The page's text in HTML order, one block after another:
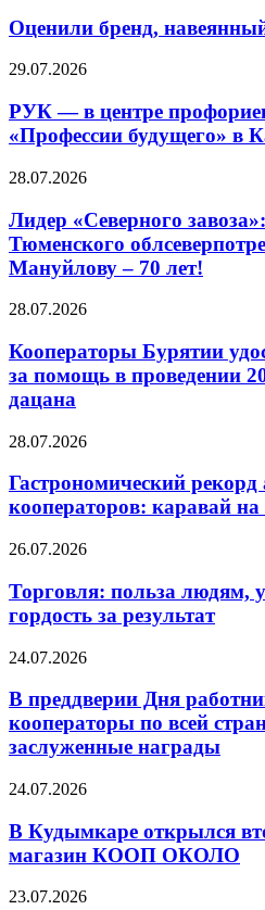
Оценили бренд,
29.07.2026
РУК — в центре
«Профессии будущего» в
28.07.2026
Лидер «Северного
Тюменского
Мануйлову – 70 лет!
28.07.2026
Кооператоры Бурятии
за помощь в проведении
дацана
28.07.2026
Гастрономический рекорд
кооператоров: каравай
26.07.2026
Торговля: польза людям,
гордость за результат
24.07.2026
В преддверии Дня
кооператоры по всей
заслуженные награды
24.07.2026
В Кудымкаре открылся
магазин КООП ОКОЛО
23.07.2026